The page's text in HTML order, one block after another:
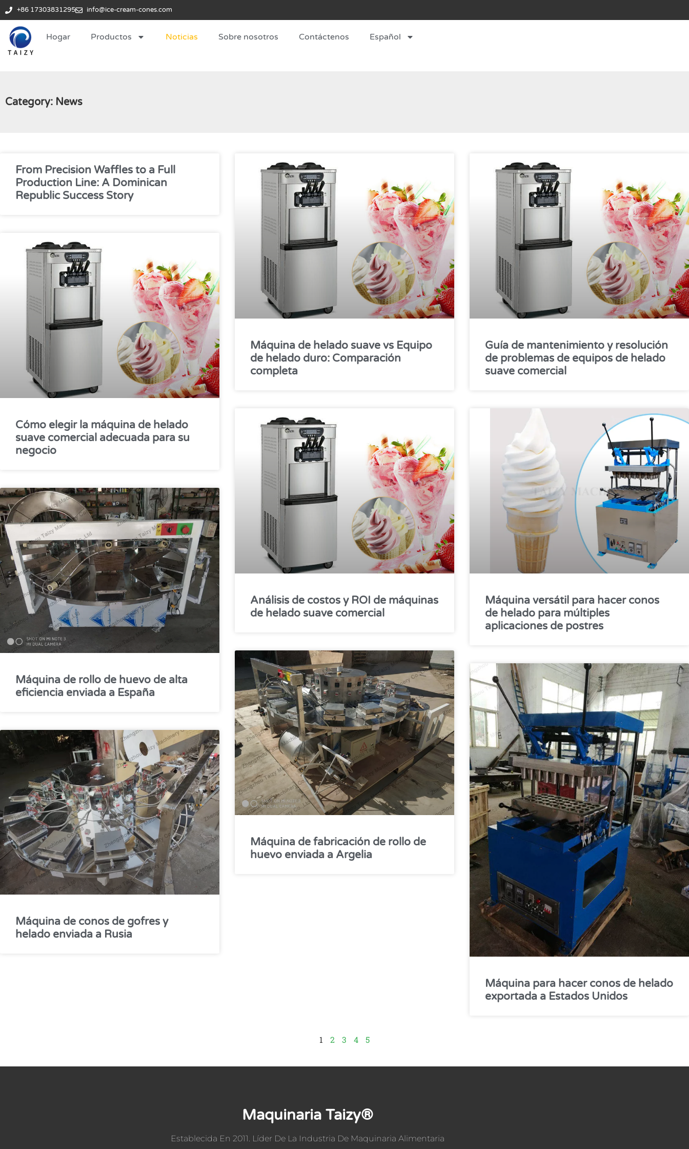
+86 17303831295 info@ice-cream-cones.com
Hogar Productos Noticias Sobre nosotros Contáctenos Español
Category: News
From Precision Waffles to a Full
Production Line: A Dominican
Republic Success Story
Máquina de helado suave vs Equipo
de helado duro: Comparación
completa
Guía de mantenimiento y resolución
de problemas de equipos de helado
suave comercial
Cómo elegir la máquina de helado
suave comercial adecuada para su
negocio
Análisis de costos y ROI de máquinas
de helado suave comercial
Máquina versátil para hacer conos
de helado para múltiples
aplicaciones de postres
Máquina de rollo de huevo de alta
eficiencia enviada a España
Máquina de fabricación de rollo de
huevo enviada a Argelia
Máquina para hacer conos de helado
exportada a Estados Unidos
Máquina de conos de gofres y
helado enviada a Rusia
1 2 3 4 5
Maquinaria Taizy®
Establecida En 2011. Líder De La Industria De Maquinaria Alimentaria